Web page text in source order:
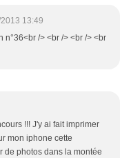
13:49
n°36<br /> <br /> <br /> <br
!!! J'y ai fait imprimer
mon iphone cette
de photos dans la montée